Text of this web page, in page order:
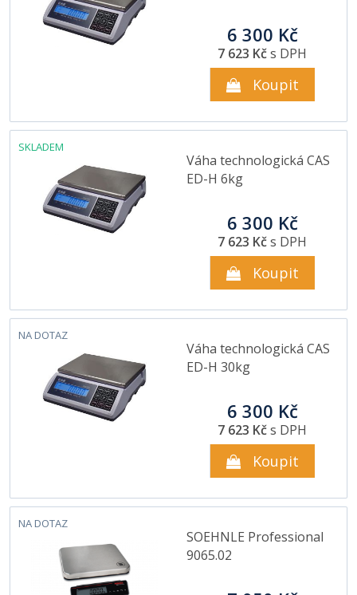
6 300 Kč
7 623 Kčs DPH
Koupit
SKLADEM
Váha technologická CAS
ED-H 6kg
6 300 Kč
7 623 Kčs DPH
Koupit
NA DOTAZ
Váha technologická CAS
ED-H 30kg
6 300 Kč
7 623 Kčs DPH
Koupit
NA DOTAZ
SOEHNLE Professional
9065.02